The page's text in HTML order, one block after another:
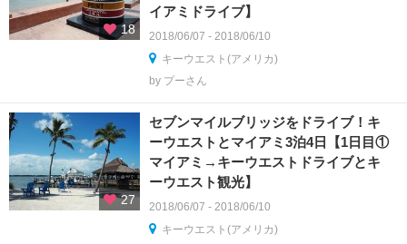
18
イアミドライブ】
2018/06/07 - 2018/06/10
キーウエスト(アメリカ)
by プーさん
27
セブンマイルブリッジをドライブ！キ
ーウエストとマイアミ3泊4日【1日目①
マイアミ→キーウエストドライブとキ
ーウエスト観光】
2018/06/07 - 2018/06/10
キーウエスト(アメリカ)